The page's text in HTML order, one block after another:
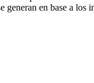
en base a